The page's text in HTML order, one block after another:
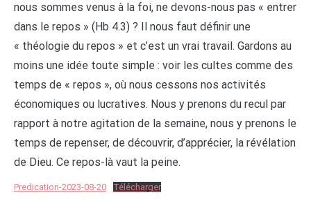
nous sommes venus à la foi, ne devons-nous pas « entrer
dans le repos » (Hb 4.3) ? Il nous faut définir une
« théologie du repos » et c’est un vrai travail. Gardons au
moins une idée toute simple : voir les cultes comme des
temps de « repos », où nous cessons nos activités
économiques ou lucratives. Nous y prenons du recul par
rapport à notre agitation de la semaine, nous y prenons le
temps de repenser, de découvrir, d’apprécier, la révélation
de Dieu. Ce repos-là vaut la peine.
Predication-2023-08-20 Télécharger